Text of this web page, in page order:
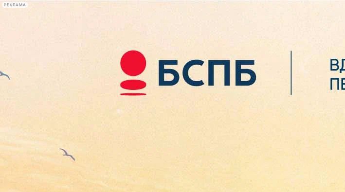
РЕКЛАМА
лекции
книги